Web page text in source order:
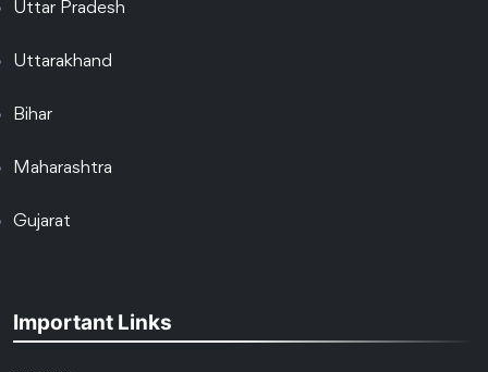
Uttar Pradesh
Uttarakhand
Bihar
Maharashtra
Gujarat
Important Links